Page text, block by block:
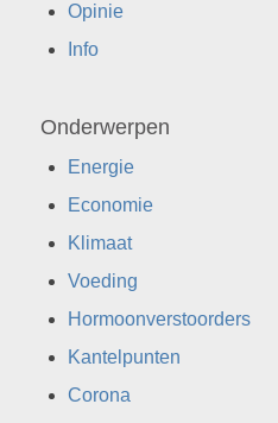
Opinie
Info
Onderwerpen
Energie
Economie
Klimaat
Voeding
Hormoonverstoorders
Kantelpunten
Corona